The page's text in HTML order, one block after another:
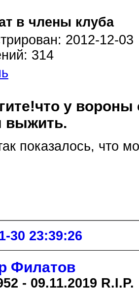
в члены клуба
2012-12-03
314
у
выжить.
показалось, что
30 23:39:26
Филатов
- 09.11.2019 R.I.P.